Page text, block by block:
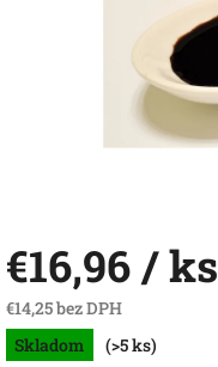
€16,96 / ks
€14,25 bez DPH
Jednotková
cena:
Skladom (>5 ks)